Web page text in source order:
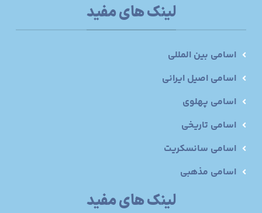
لینک های مفید
اسامی بین المللی
اسامی اصیل ایرانی
اسامی پهلوی
اسامی تاریخی
اسامی سانسکریت
اسامی مذهبی
لینک های مفید